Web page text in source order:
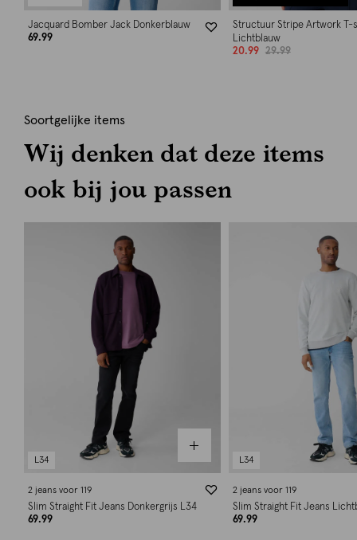
Jacquard Bomber Jack Donkerblauw
69.99
Structuur Stripe Artwork T-
Lichtblauw
20.99
29.99
Soortgelijke items
Wij denken dat deze items
ook bij jou passen
L34
2 jeans voor 119
Slim Straight Fit Jeans Donkergrijs L34
69.99
L34
2 jeans voor 119
Slim Straight Fit Jeans
69.99